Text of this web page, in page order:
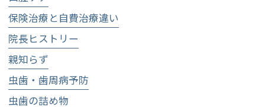
保険治療と自費治療違い
院長ヒストリー
親知らず
虫歯・歯周病予防
虫歯の詰め物